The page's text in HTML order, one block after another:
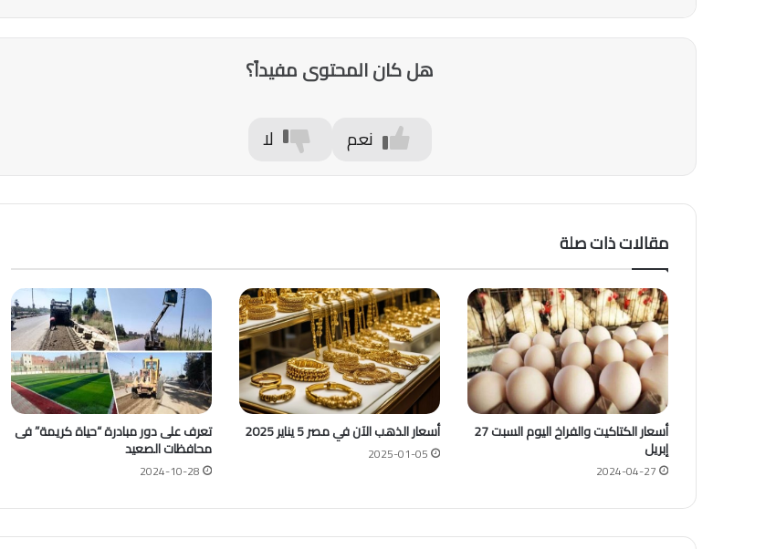
هل كان المحتوى مفيداً؟
نعم لا
مقالات ذات صلة
أسعار الكتاكيت والفراخ اليوم السبت 27
إبريل
2024-04-27
أسعار الذهب الآن في مصر 5 يناير 2025
2025-01-05
تعرف على دور مبادرة “حياة كريمة” فى
محافظات الصعيد
2024-10-28